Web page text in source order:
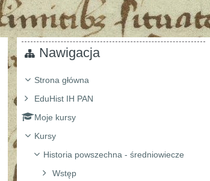
Nawigacja
Strona główna
EduHist IH PAN
Moje kursy
Kursy
Historia powszechna - średniowiecze
Wstęp